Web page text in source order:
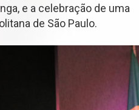
e a celebração de uma
de São Paulo.